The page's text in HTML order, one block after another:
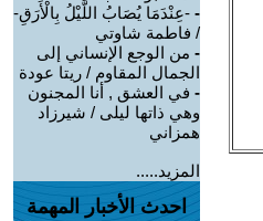
- -عِنْدَمَا يُصَابُ اللَّيْلُ بِالْأَرَقِ-
/ فاطمة شاوتي
- من الوجع الإنساني إلى
الجمال المقاوم / ريتا عودة
- في العشق , أنا المجنون
وهي ذاتها ليلى / شيرزاد
همزاني
المزيد.....
احدث الأخبار المهمة